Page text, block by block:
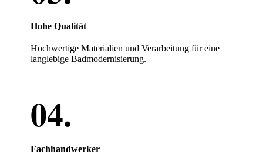
Hohe Qualität
Hochwertige Materialien und Verarbeitung für eine
langlebige Badmodernisierung.
Fachhandwerker